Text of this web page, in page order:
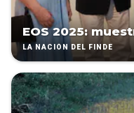
EOS 2025:
LA NACIÓN DEL FINDE